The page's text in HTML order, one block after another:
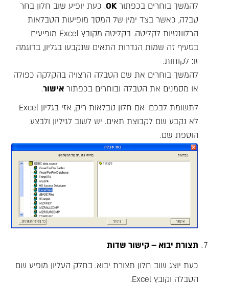
להמשך בוחרים בכפתורOK. כעת יופיע שוב חלון בחר
טבלה, כאשר בצד ימין של המסך מופיעות הטבלאות
הרלוונטיות לקליטה. בקליטה מקובץ Excel מופיעים
בסעיף זה שמות הגדרות התאים שנקבעו בגליון, בדוגמה
זו: לקוחות.
להמשך בוחרים את שם הטבלה הרצויה בהקלקה כפולה
או מסמנים את הטבלה ובוחרים בכפתור אישור.
לתשומת לבכם: אם חלון טבלאות ריק, אזי בגליון Excel
לא נקבע שם לקבוצת תאים. יש לשוב לגיליון ולבצע
הוספת שם.
תצורת יבוא – קישור שדות
כעת יוצג שוב חלון תצורת יבוא. בחלק העליון מופיע שם
הטבלה וקובץ Excel.